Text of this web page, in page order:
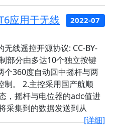
2022-07
应用于无线
线遥控开源协议: CC-BY-
部分由多达10个独立按键
个360度自动回中摇杆与两
制。 2.主控采用国产航顺
，摇杆与电位器的adc值进
采集到的数据发送到从
[详细]